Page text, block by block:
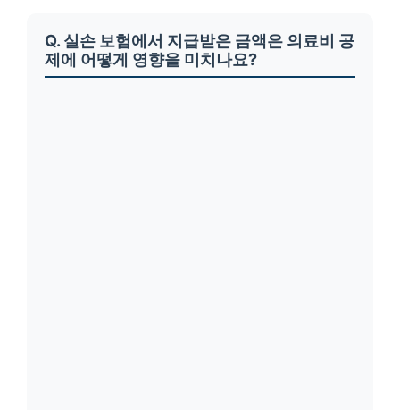
Q. 실손 보험에서 지급받은 금액은 의료비 공
제에 어떻게 영향을 미치나요?